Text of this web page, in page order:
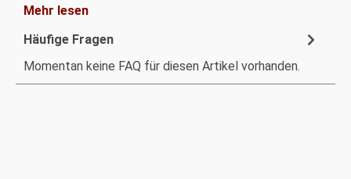
Mehr lesen
Häufige Fragen
Momentan keine FAQ für diesen Artikel vorhanden.